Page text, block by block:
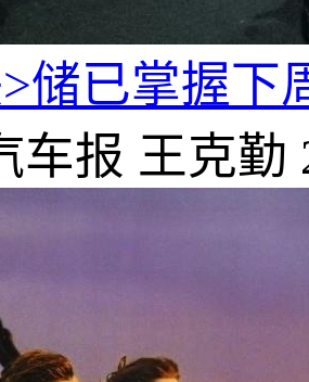
储已掌握下
车报 王克勤